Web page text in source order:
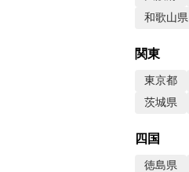
和歌山県
関東
東京都
茨城県
四国
徳島県